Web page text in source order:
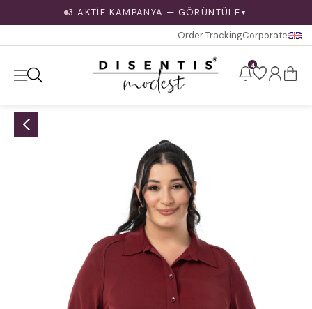
3 AKTİF KAMPANYA — GÖRÜNTÜLE ▼
Order TrackingCorporate
4